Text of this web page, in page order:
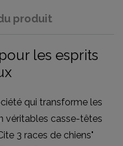
produit
les esprits
qui transforme les
véritables casse-têtes
3 races de chiens"